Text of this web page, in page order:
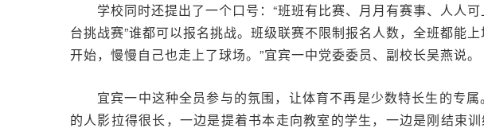
学校同时还提出了一个口号：“班班有比赛、月月有赛事、人人
台挑战赛”谁都可以报名挑战。班级联赛不限制报名人数，全班都能
开始，慢慢自己也走上了球场。”宜宾一中党委委员、副校长吴燕说。
宜宾一中这种全员参与的氛围，让体育不再是少数特长生的专
的人影拉得很长，一边是提着书本走向教室的学生，一边是刚结束